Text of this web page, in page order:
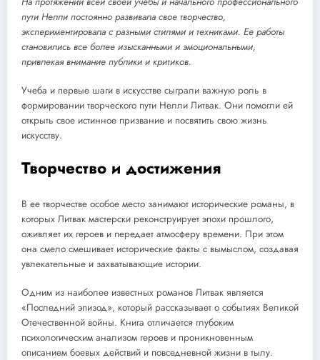
пути Нелли постоянно развивала свое творчество,
экспериментировала с разными стилями и техниками. Ее работы
становились все более изысканными и эмоциональными,
привлекая внимание публики и критиков.
Учеба и первые шаги в искусстве сыграли важную роль в
формировании творческого пути Нелли Литвак. Они помогли ей
открыть свое истинное призвание и посвятить свою жизнь
искусству.
Творчество и достижения
В ее творчестве особое место занимают исторические романы, в
которых Литвак мастерски реконструирует эпохи прошлого,
оживляет их героев и передает атмосферу времени. При этом
она смело смешивает исторические факты с вымыслом, создавая
увлекательные и захватывающие истории.
Одним из наиболее известных романов Литвак является
«Последний эпизод», который рассказывает о событиях Великой
Отечественной войны. Книга отличается глубоким
психологическим анализом героев и проникновенным
описанием боевых действий и повседневной жизни в тылу.